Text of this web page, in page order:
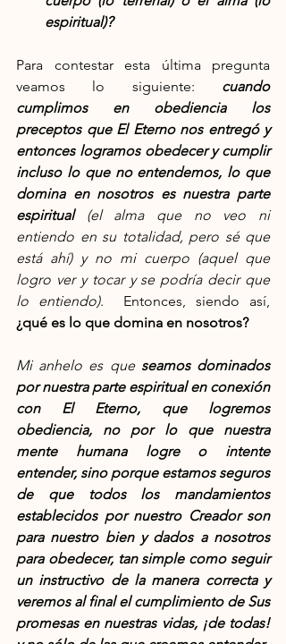
espiritual)?
Para contestar esta última pregunta
veamos lo siguiente: cuando
cumplimos en obediencia los
preceptos que El Eterno nos entregó y
entonces logramos obedecer y cumplir
incluso lo que no entendemos, lo que
domina en nosotros es nuestra parte
espiritual (el alma que no veo ni
entiendo en su totalidad, pero sé que
está ahí) y no mi cuerpo (aquel que
logro ver y tocar y se podría decir que
lo entiendo)
¿qué es lo que domina en nosotros?
Mi anhelo es que seamos dominados
por nuestra parte espiritual en conexión
con El Eterno, que logremos
obediencia, no por lo que nuestra
mente humana logre o intente
entender, sino porque estamos seguros
de que todos los mandamientos
establecidos por nuestro Creador son
para nuestro bien y dados a nosotros
para obedecer, tan simple como seguir
un instructivo de la manera correcta y
veremos al final el cumplimiento de Sus
promesas en nuestras vidas, ¡de todas!